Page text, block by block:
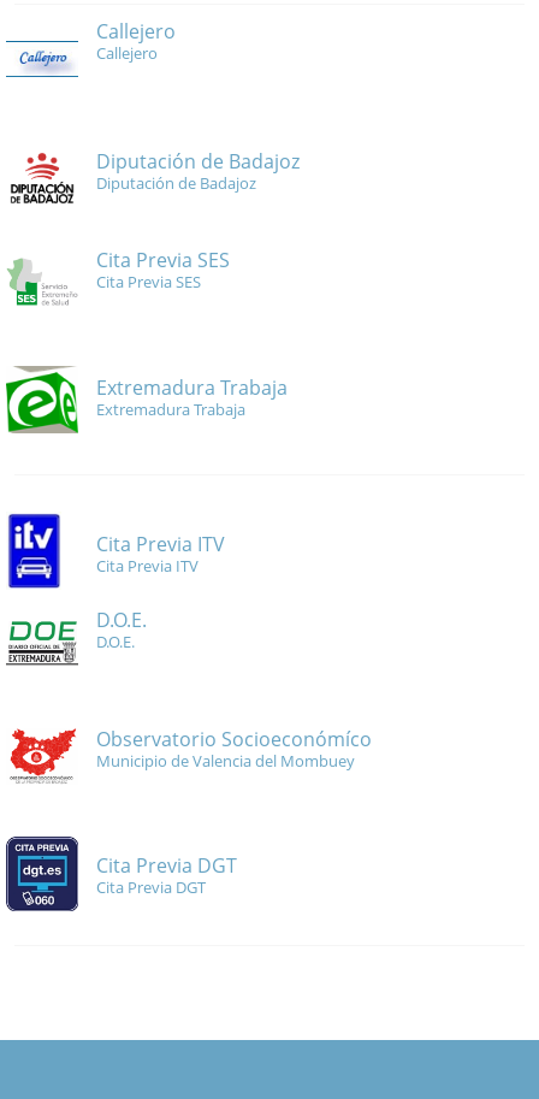
Callejero
Callejero
Diputación de Badajoz
Diputación de Badajoz
Cita Previa SES
Cita Previa SES
Extremadura Trabaja
Extremadura Trabaja
Cita Previa ITV
Cita Previa ITV
D.O.E.
D.O.E.
Observatorio Socioeconómíco
Municipio de Valencia del Mombuey
Cita Previa DGT
Cita Previa DGT